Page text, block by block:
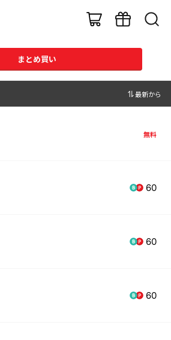
まとめ買い
最新から
無料
60
60
60